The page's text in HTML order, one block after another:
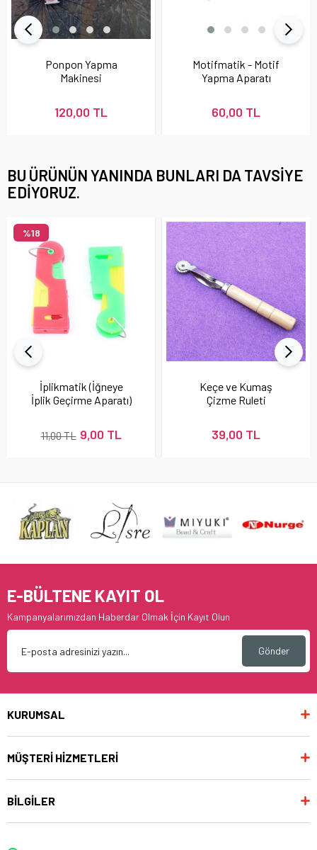
Ponpon Yapma
Makinesi
120,00 TL
Motifmatik - Motif
Yapma Aparatı
60,00 TL
BU ÜRÜNÜN YANINDA BUNLARI DA TAVSIYE
EDIYORUZ.
İplikmatik (İğneye
İplik Geçirme Aparatı)
9,00 TL
11,00 TL
%18
Keçe ve Kumaş
Çizme Ruleti
39,00 TL
E-BÜLTENE KAYIT OL
Kampanyalarımızdan Haberdar Olmak İçin Kayıt Olun
Gönder
KURUMSAL
MÜŞTERİ HİZMETLERİ
BİLGİLER